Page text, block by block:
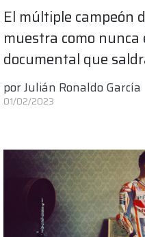
El múltiple campeón
muestra como
documental que
porJulián Ronaldo García
01/02/2023